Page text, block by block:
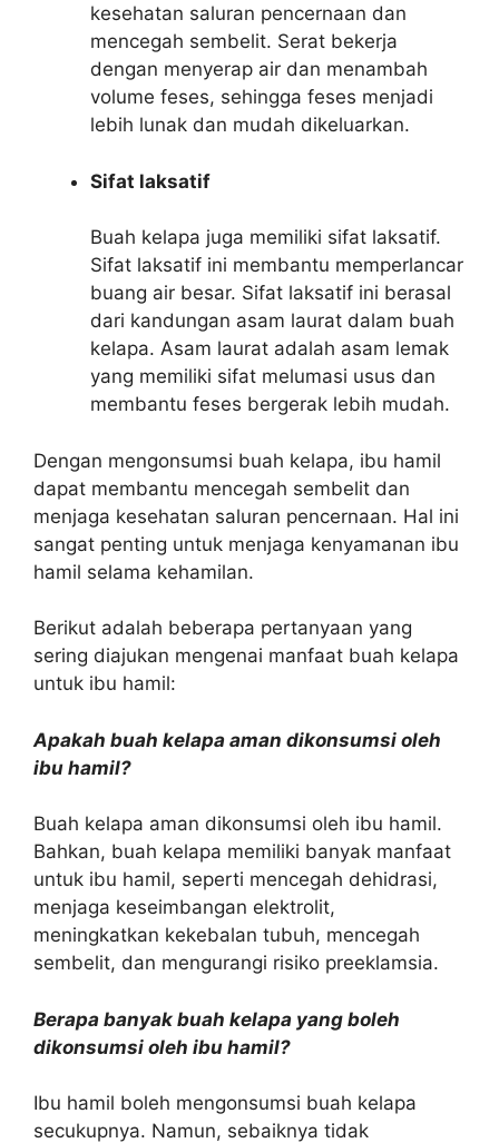
kesehatan saluran pencernaan dan
mencegah sembelit. Serat bekerja
dengan menyerap air dan menambah
volume feses, sehingga feses menjadi
lebih lunak dan mudah dikeluarkan.
Sifat laksatif
Buah kelapa juga memiliki sifat laksatif.
Sifat laksatif ini membantu memperlancar
buang air besar. Sifat laksatif ini berasal
dari kandungan asam laurat dalam buah
kelapa. Asam laurat adalah asam lemak
yang memiliki sifat melumasi usus dan
membantu feses bergerak lebih mudah.
Dengan mengonsumsi buah kelapa, ibu hamil
dapat membantu mencegah sembelit dan
menjaga kesehatan saluran pencernaan. Hal ini
sangat penting untuk menjaga kenyamanan ibu
hamil selama kehamilan.
Berikut adalah beberapa pertanyaan yang
sering diajukan mengenai manfaat buah kelapa
untuk ibu hamil:
Apakah buah kelapa aman dikonsumsi oleh
ibu hamil?
Buah kelapa aman dikonsumsi oleh ibu hamil.
Bahkan, buah kelapa memiliki banyak manfaat
untuk ibu hamil, seperti mencegah dehidrasi,
menjaga keseimbangan elektrolit,
meningkatkan kekebalan tubuh, mencegah
sembelit, dan mengurangi risiko preeklamsia.
Berapa banyak buah kelapa yang boleh
dikonsumsi oleh ibu hamil?
Ibu hamil boleh mengonsumsi buah kelapa
secukupnya. Namun, sebaiknya tidak